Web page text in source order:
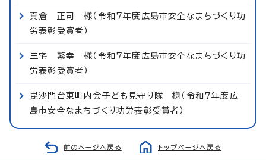
真倉 正司 様（令和7年度広島市安全なまちづくり功
労表彰受賞者）
三宅 繁幸 様（令和7年度広島市安全なまちづくり功
労表彰受賞者）
毘沙門台東町内会子ども見守り隊 様（令和7年度広
島市安全なまちづくり功労表彰受賞者）
前のページへ戻る トップページへ戻る